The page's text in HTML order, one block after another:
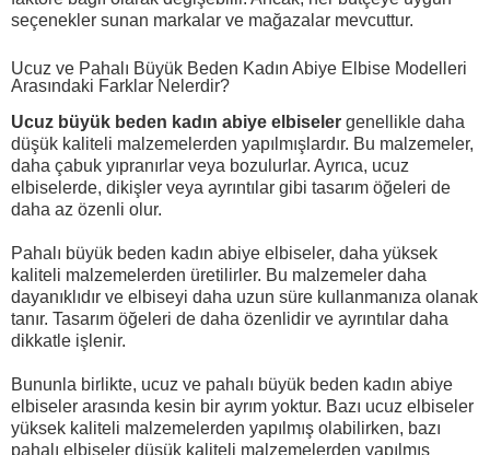
seçenekler sunan markalar ve mağazalar mevcuttur.
Ucuz ve Pahalı Büyük Beden Kadın Abiye Elbise Modelleri
Arasındaki Farklar Nelerdir?
Ucuz büyük beden kadın abiye elbiseler genellikle daha
düşük kaliteli malzemelerden yapılmışlardır. Bu malzemeler,
daha çabuk yıpranırlar veya bozulurlar. Ayrıca, ucuz
elbiselerde, dikişler veya ayrıntılar gibi tasarım öğeleri de
daha az özenli olur.
Pahalı büyük beden kadın abiye elbiseler, daha yüksek
kaliteli malzemelerden üretilirler. Bu malzemeler daha
dayanıklıdır ve elbiseyi daha uzun süre kullanmanıza olanak
tanır. Tasarım öğeleri de daha özenlidir ve ayrıntılar daha
dikkatle işlenir.
Bununla birlikte, ucuz ve pahalı büyük beden kadın abiye
elbiseler arasında kesin bir ayrım yoktur. Bazı ucuz elbiseler
yüksek kaliteli malzemelerden yapılmış olabilirken, bazı
pahalı elbiseler düşük kaliteli malzemelerden yapılmış